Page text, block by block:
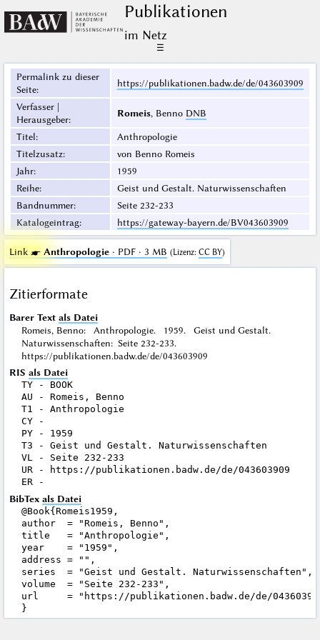
Publikationen
im Netz
☰
Permalink zu dieser
Seite:
https://publikationen.badw.de/de/043603909
Verfasser |
Herausgeber:
Romeis, Benno DNB
Titel:
Anthropologie
Titelzusatz:
von Benno Romeis
Jahr:
1959
Reihe:
Geist und Gestalt. Naturwissenschaften
Bandnummer:
Seite 232-233
Katalogeintrag: https://gateway-bayern.de/BV043603909
Link ☛ Anthropologie· PDF · 3 MB (Lizenz: CC BY)
Zitierformate
Barer Text als Datei
Romeis, Benno: Anthropologie. 1959. Geist und Gestalt.
Naturwissenschaften: Seite 232-233.
https://publikationen.badw.de/de/043603909
RIS als Datei
TY - BOOK
AU - Romeis, Benno
T1 - Anthropologie
CY -
PY - 1959
T3 - Geist und Gestalt. Naturwissenschaften
VL - Seite 232-233
UR - https://publikationen.badw.de/de/043603909
BibTex als Datei
@Book{Romeis1959,
author  = "Romeis, Benno",
title   = "Anthropologie",
year    = "1959",
address = "",
series  = "Geist und Gestalt. Naturwissenschaften",
volume  = "Seite 232-233",
url     = "https://publikationen.badw.de/de/